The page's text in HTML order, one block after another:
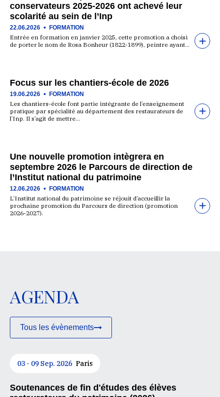
conservateurs 2025-2026 ont achevé leur
scolarité au sein de l’Inp
22.06.2026 FORMATION
Entrée en formation en janvier 2025, cette promotion a choisi
de porter le nom de Rosa Bonheur (1822-1899), peintre ayant…
Focus sur les chantiers-école de 2026
19.06.2026 FORMATION
Les chantiers-école font partie intégrante de l’enseignement
pratique par spécialité au département des restaurateurs de
l’Inp. Il s’agit de mettre…
Une nouvelle promotion intègrera en
septembre 2026 le Parcours de direction de
l’Institut national du patrimoine
12.06.2026 FORMATION
L’Institut national du patrimoine se réjouit d’accueillir la
prochaine promotion du Parcours de direction (promotion
2026-2027).
AGENDA
Tous les évènements
03 - 09 Sep. 2026 Paris
Soutenances de fin d'études des élèves